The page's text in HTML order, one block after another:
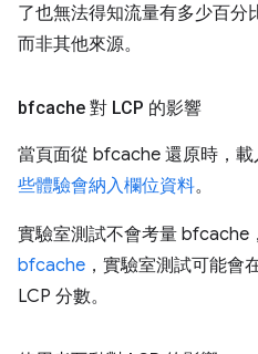
了也無法得知流量有多少百分
而非其他來源。
bfcache 對 LCP 的影響
當頁面從 bfcache 還原時，載
些體驗會納入欄位資料。
實驗室測試不會考量 bfcache
bfcache ，實驗室測試可能會
LCP 分數。